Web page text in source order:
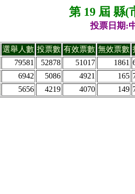
第 19 屆 縣(
投票日期:
選舉人數 投票數 有效票數 無效票數
79581 52878 51017 1861
6942 5086 4921 165
5656 4219 4070 149